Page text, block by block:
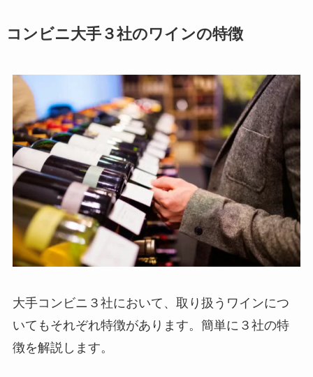
コンビニ大手３社のワインの特徴
大手コンビニ３社において、取り扱うワインにつ
いてもそれぞれ特徴があります。簡単に３社の特
徴を解説します。